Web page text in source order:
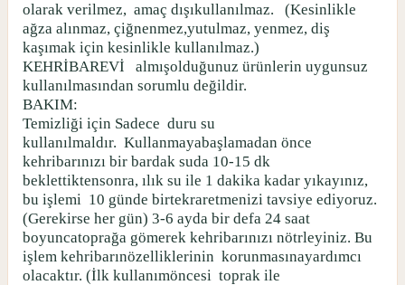
olarak verilmez, amaç dışıkullanılmaz.
(Kesinlikle
ağza alınmaz, çiğnenmez,yutulmaz, yenmez, diş
kaşımak için kesinlikle kullanılmaz.)
KEHRİBAREVİ
almışolduğunuz ürünlerin uygunsuz
kullanılmasından sorumlu değildir.
BAKIM:
Temizliği için Sadece duru su
kullanılmaldır. Kullanmayabaşlamadan önce
kehribarınızı bir bardak suda 10-15 dk
beklettiktensonra, ılık su ile 1 dakika kadar yıkayınız,
bu işlemi 10 günde birtekraretmenizi tavsiye ediyoruz.
(Gerekirse her gün) 3-6 ayda bir defa 24 saat
boyuncatoprağa gömerek kehribarınızı nötrleyiniz. Bu
işlem kehribarınözelliklerinin korunmasınayardımcı
olacaktır. (İlk kullanımöncesi toprak ile